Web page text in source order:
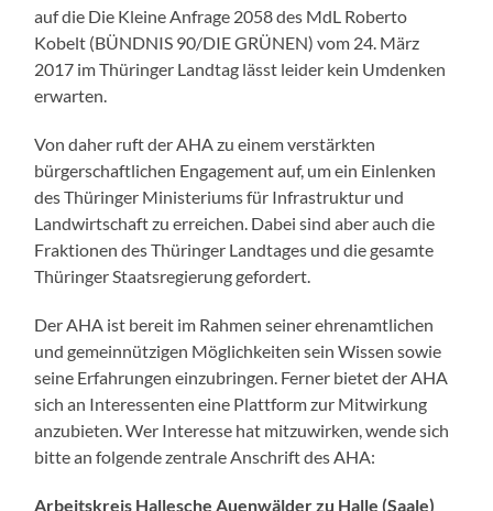
auf die Die Kleine Anfrage 2058 des MdL Roberto
Kobelt (BÜNDNIS 90/DIE GRÜNEN) vom 24. März
2017 im Thüringer Landtag lässt leider kein Umdenken
erwarten.
Von daher ruft der AHA zu einem verstärkten
bürgerschaftlichen Engagement auf, um ein Einlenken
des Thüringer Ministeriums für Infrastruktur und
Landwirtschaft zu erreichen. Dabei sind aber auch die
Fraktionen des Thüringer Landtages und die gesamte
Thüringer Staatsregierung gefordert.
Der AHA ist bereit im Rahmen seiner ehrenamtlichen
und gemeinnützigen Möglichkeiten sein Wissen sowie
seine Erfahrungen einzubringen. Ferner bietet der AHA
sich an Interessenten eine Plattform zur Mitwirkung
anzubieten. Wer Interesse hat mitzuwirken, wende sich
bitte an folgende zentrale Anschrift des AHA:
Arbeitskreis Hallesche Auenwälder zu Halle (Saale)